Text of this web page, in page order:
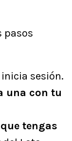
pasos
inicia sesión.
una con tu
tengas